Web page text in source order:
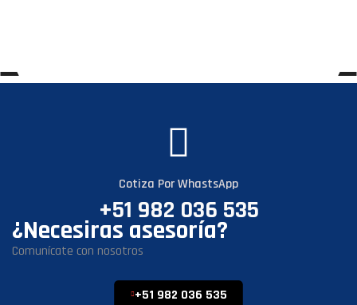
Cotiza Por WhastsApp
+51 982 036 535
¿Necesiras asesoría?
Comunícate con nosotros
+51 982 036 535